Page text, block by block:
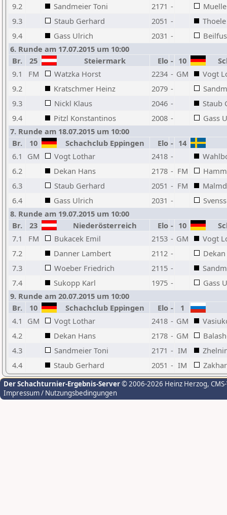
9.2
Sandmeier Toni 2171 -
9.3
Staub Gerhard 2051 -
9.4
Gass Ulrich 2031 -
6. Runde am 17.07.2015 um 10:00
Br.
25 Steiermark Elo - 10
9.1
FM Watzka Horst 2234 - GM
Vogt
9.2
Kratschmer Heinz 2079 -
9.3
Nickl Klaus 2046 -
Staub
9.4
Pitzl Konstantinos 2008 -
Gass
7. Runde am 18.07.2015 um 10:00
Br.
10 Schachclub Eppingen Elo - 14
6.1
GM Vogt Lothar 2418 -
6.2
Dekan Hans 2178 - FM
6.3
Staub Gerhard 2051 - FM
6.4
Gass Ulrich 2031 -
8. Runde am 19.07.2015 um 10:00
Br.
23 Niederösterreich Elo - 10
7.1
FM Bukacek Emil 2153 - GM
Vogt
7.2
Danner Lambert 2112 -
7.3
Woeber Friedrich 2115 -
7.4
Sukopp Karl 1975 -
Gass
9. Runde am 20.07.2015 um 10:00
Br.
10 Schachclub Eppingen Elo -
1
4.1
GM Vogt Lothar 2418 - GM
4.2
Dekan Hans 2178 - GM
4.3
Sandmeier Toni 2171 - IM
4.4
Staub Gerhard 2051 - IM
Der Schachturnier-Ergebnis-Server© 2006-2026 Heinz Herzog,
Impressum / Nutzungsbedingungen